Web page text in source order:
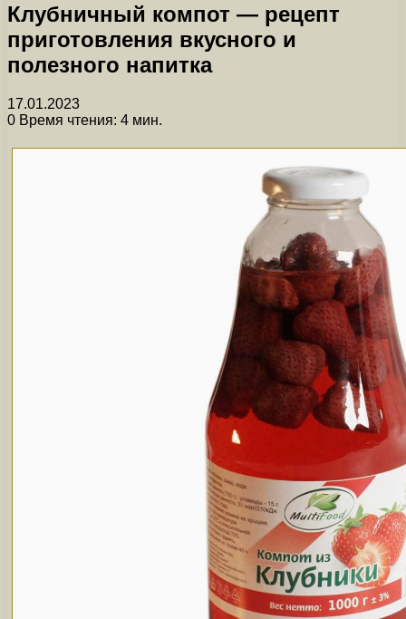
Клубничный компот — рецепт
приготовления вкусного и
полезного напитка
17.01.2023
0 Время чтения: 4 мин.